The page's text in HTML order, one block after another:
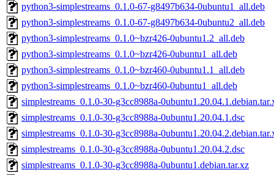
python3-simplestreams_0.1.0-67-g8497b634-0ubuntu1_all.deb
python3-simplestreams_0.1.0-67-g8497b634-0ubuntu2_all.deb
python3-simplestreams_0.1.0~bzr426-0ubuntu1.2_all.deb
python3-simplestreams_0.1.0~bzr426-0ubuntu1_all.deb
python3-simplestreams_0.1.0~bzr460-0ubuntu1.1_all.deb
python3-simplestreams_0.1.0~bzr460-0ubuntu1_all.deb
simplestreams_0.1.0-30-g3cc8988a-
simplestreams_0.1.0-30-g3cc8988a-0ubuntu1.20.04.1.dsc
simplestreams_0.1.0-30-g3cc8988a-
simplestreams_0.1.0-30-g3cc8988a-0ubuntu1.20.04.2.dsc
simplestreams_0.1.0-30-g3cc8988a-0ubuntu1.debian.tar.xz